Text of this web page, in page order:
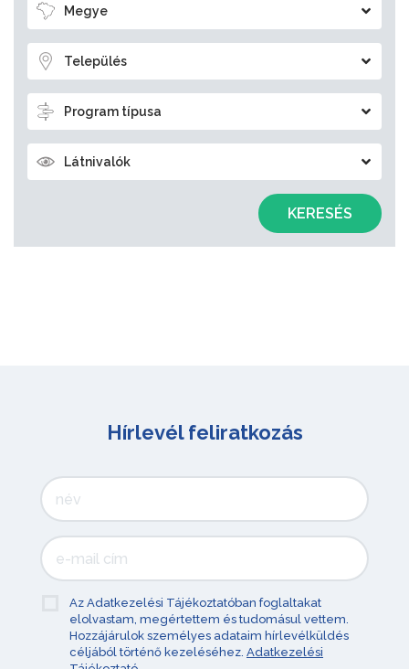
Megye
Település
Program típusa
Látnivalók
KERESÉS
Hírlevél feliratkozás
Az Adatkezelési Tájékoztatóban foglaltakat
elolvastam, megértettem és tudomásul vettem.
Hozzájárulok személyes adataim hírlevélküldés
céljából történő kezeléséhez. Adatkezelési